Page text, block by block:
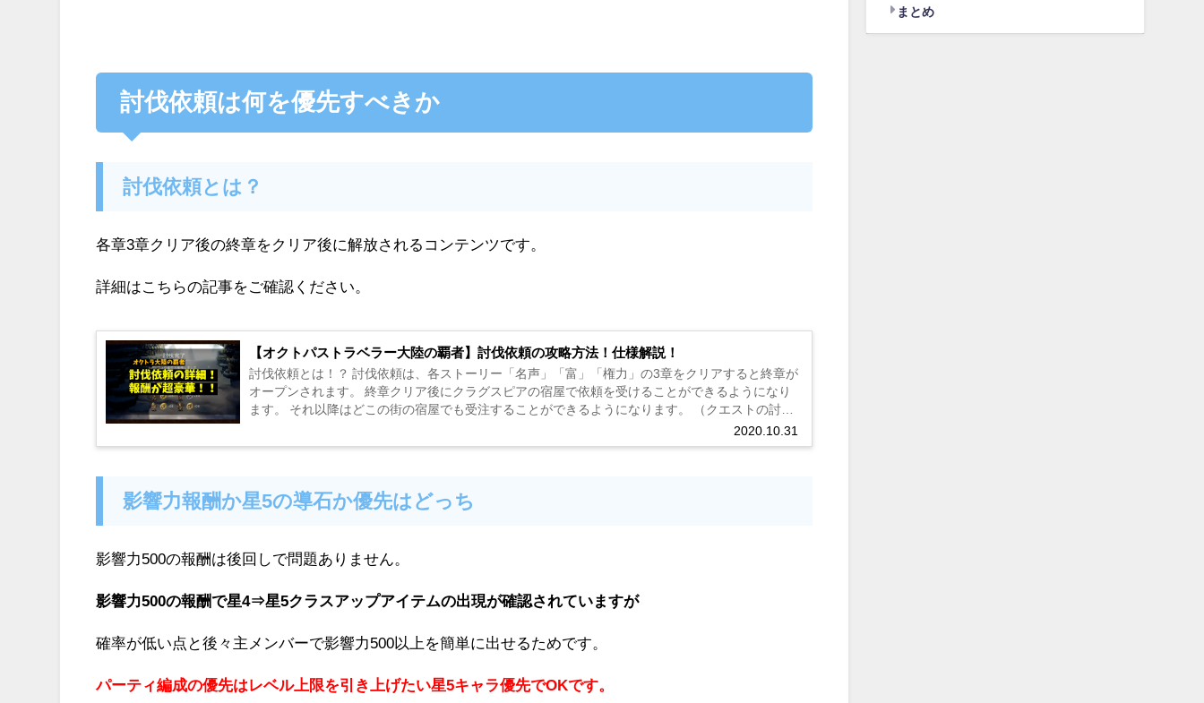
討伐依頼は何を優先すべきか
討伐依頼とは？
各章3章クリア後の終章をクリア後に解放されるコンテンツです。
詳細はこちらの記事をご確認ください。
【オクトパストラベラー大陸の覇者】討伐依頼の攻略方法！仕様解説！
2020.10.31
討伐依頼とは！？ 討伐依頼は、各ストーリー「名声」「富」「権力」の3章をクリアすると終章が
オープンされます。 終章クリア後にクラグスピアの宿屋で依頼を受けることができるようになり
ます。 それ以降はどこの街の宿屋でも受注することができるようになります。 （クエストの討伐
影響力報酬か星5の導石か優先はどっち
影響力500の報酬は後回しで問題ありません。
影響力500の報酬で星4⇒星5クラスアップアイテムの出現が確認されていますが
確率が低い点と後々主メンバーで影響力500以上を簡単に出せるためです。
パーティ編成の優先はレベル上限を引き上げたい星5キャラ優先でOKです。
まとめ